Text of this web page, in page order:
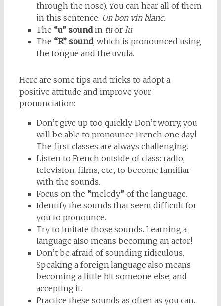
through the nose). You can hear all of them
in this sentence: Un bon vin blanc.
The “u” soundin tuor lu.
The “R” sound, which is pronounced using
the tongue and the uvula.
Here are some tips and tricks to adopt a
positive attitude and improve your
pronunciation:
Don’t give up too quickly. Don’t worry, you
will be able to pronounce French one day!
The first classes are always challenging.
Listen to French outside of class: radio,
television, films, etc., to become familiar
with the sounds.
Focus on the “melody”of the language.
Identify the sounds that seem difficult for
you to pronounce.
Try to imitate those sounds. Learning a
language also means becoming an actor!
Don’t be afraid of sounding ridiculous.
Speaking a foreign language also means
becoming a little bit someone else, and
accepting it.
Practice these sounds as often as you can.